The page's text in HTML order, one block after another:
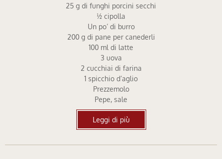
25 g di funghi porcini secchi
½ cipolla
Un po’ di burro
200 g di pane per canederli
100 ml di latte
3 uova
2 cucchiai di farina
1 spicchio d’aglio
Prezzemolo
Pepe, sale
Leggi di più